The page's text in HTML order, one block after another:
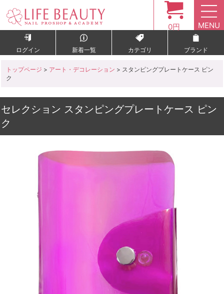
0円 MENU
ログイン 新着一覧 カテゴリ ブランド
トップページ > アート・デコレーション > スタンピングプレートケース ピン
ク
セレクション スタンピングプレートケース ピン
ク